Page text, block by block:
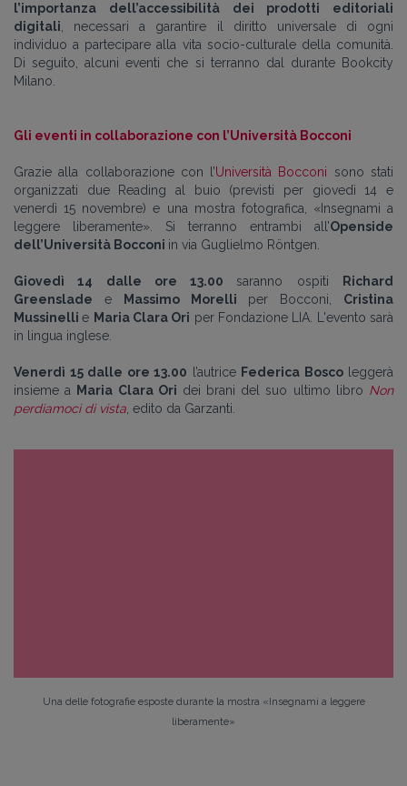
l’importanza dell’accessibilità dei prodotti editoriali
digitali , necessari a garantire il diritto universale di ogni
individuo a partecipare alla vita socio-culturale della comunità.
Di seguito, alcuni eventi che si terranno dal durante Bookcity
Milano.
Gli eventi in collaborazione con l’Università Bocconi
Grazie alla collaborazione con l’Università Bocconi sono stati
organizzati due Reading al buio (previsti per giovedì 14 e
venerdì 15 novembre) e una mostra fotografica, «Insegnami a
leggere liberamente». Si terranno entrambi all’Openside
dell’Università Bocconi in via Guglielmo Röntgen.
Giovedì 14 dalle ore 13.00 saranno ospiti
Richard
Greenslade e Massimo Morelli per Bocconi, Cristina
Mussinellie Maria Clara Ori per Fondazione LIA. L'evento sarà
in lingua inglese.
Venerdì 15 dalle ore 13.00 l’autrice Federica Boscoleggerà
insieme a
Maria Clara Ori dei brani del suo ultimo libro Non
perdiamoci di vista , edito da Garzanti.
Una delle fotografie esposte durante la mostra «Insegnami a leggere
liberamente»